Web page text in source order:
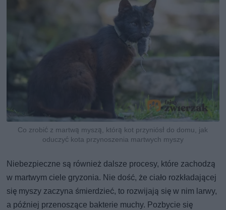
Co zrobić z martwą myszą, którą kot przyniósł do domu, jak
oduczyć kota przynoszenia martwych myszy
Niebezpieczne są również dalsze procesy, które zachodzą
w martwym ciele gryzonia. Nie dość, że ciało rozkładającej
się myszy zaczyna śmierdzieć, to rozwijają się w nim larwy,
a później przenoszące bakterie muchy. Pozbycie się